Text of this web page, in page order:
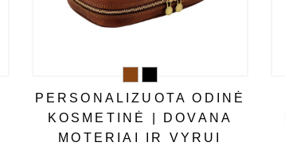
PERSONALIZUOTA ODINĖ
KOSMETINĖ | DOVANA
MOTERIAI IR VYRUI